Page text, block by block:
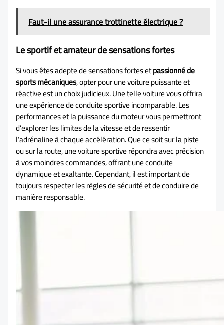
Faut-il une assurance trottinette électrique ?
Le sportif et amateur de sensations fortes
Si vous êtes adepte de sensations fortes etpassionné de
sports mécaniques, opter pour une voiture puissante et
réactive est un choix judicieux. Une telle voiture vous offrira
une expérience de conduite sportive incomparable. Les
performances et la puissance du moteur vous permettront
d’explorer les limites de la vitesse et de ressentir
l’adrénaline à chaque accélération. Que ce soit sur la piste
ou sur la route, une voiture sportive répondra avec précision
à vos moindres commandes, offrant une conduite
dynamique et exaltante. Cependant, il est important de
toujours respecter les règles de sécurité et de conduire de
manière responsable.